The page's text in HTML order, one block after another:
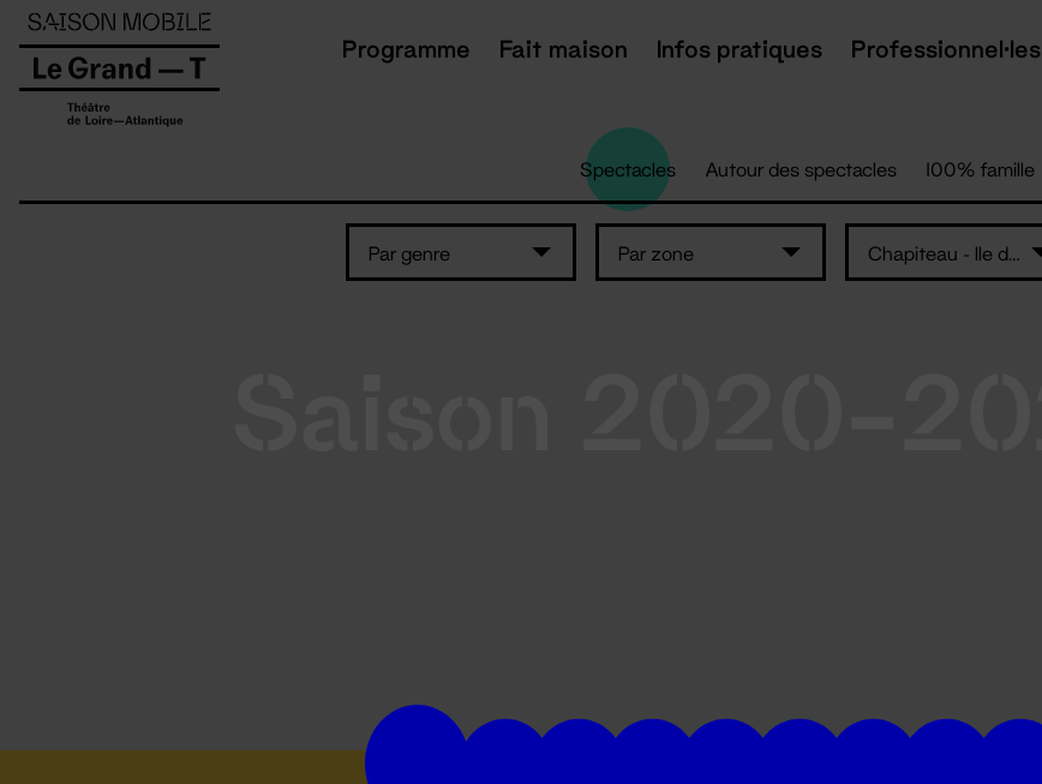
Programme Fait maison Infos pratiques Professionnel·les
Spectacles Autour des spectacles 100% famille
Par genre Par zone Chapiteau - Ile de Nantes
Panneau de gestion des cookies